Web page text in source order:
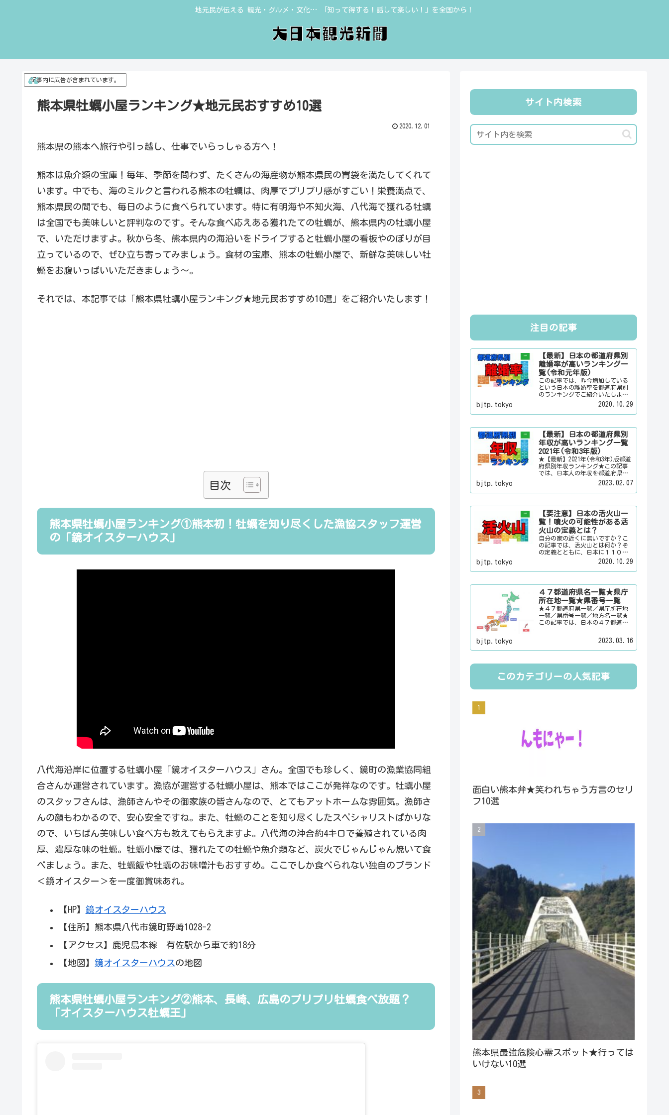
地元民が伝える 観光・グルメ・文化… 「知って得する！話して楽しい！」を全国から！
記事内に広告が含まれています。
熊本県牡蠣小屋ランキング★地元民おすすめ10選
2020.12.01
熊本県の熊本へ旅行や引っ越し、仕事でいらっしゃる方へ！
熊本は魚介類の宝庫！毎年、季節を問わず、たくさんの海産物が熊本県民の胃袋を満たしてくれて
います。中でも、海のミルクと言われる熊本の牡蠣は、肉厚でプリプリ感がすごい！栄養満点で、
熊本県民の間でも、毎日のように食べられています。特に有明海や不知火海、八代海で獲れる牡蠣
は全国でも美味しいと評判なのです。そんな食べ応えある獲れたての牡蠣が、熊本県内の牡蠣小屋
で、いただけますよ。秋から冬、熊本県内の海沿いをドライブすると牡蠣小屋の看板やのぼりが目
立っているので、ぜひ立ち寄ってみましょう。食材の宝庫、熊本の牡蠣小屋で、新鮮な美味しい牡
蠣をお腹いっぱいいただきましょう～。
それでは、本記事では「熊本県牡蠣小屋ランキング★地元民おすすめ10選」をご紹介いたします！
目次
熊本県牡蠣小屋ランキング①熊本初！牡蠣を知り尽くした漁協スタッフ運営
の「鏡オイスターハウス」
八代海沿岸に位置する牡蠣小屋「鏡オイスターハウス」さん。全国でも珍しく、鏡町の漁業協同組
合さんが運営されています。漁協が運営する牡蠣小屋は、熊本ではここが発祥なのです。牡蠣小屋
のスタッフさんは、漁師さんやその御家族の皆さんなので、とてもアットホームな雰囲気。漁師さ
んの顔もわかるので、安心安全ですね。また、牡蠣のことを知り尽くしたスペシャリストばかりな
ので、いちばん美味しい食べ方も教えてもらえますよ。八代海の沖合約4キロで養殖されている肉
厚、濃厚な味の牡蠣。牡蠣小屋では、獲れたての牡蠣や魚介類など、炭火でじゃんじゃん焼いて食
べましょう。また、牡蠣飯や牡蠣のお味噌汁もおすすめ。ここでしか食べられない独自のブランド
＜鏡オイスター＞を一度御賞味あれ。
【HP】 鏡オイスターハウス
【住所】熊本県八代市鏡町野崎1028-2
【アクセス】鹿児島本線 有佐駅から車で約18分
【地図】 鏡オイスターハウス の地図
熊本県牡蠣小屋ランキング②熊本、長崎、広島のプリプリ牡蠣食べ放題？
「オイスターハウス牡蠣王」
サイト内検索
注目の記事
【最新】日本の都道府県別
離婚率が高いランキング一
覧(令和元年版)
この記事では、昨今増加している
という日本の離婚率を都道府県別
のランキングでご紹介いたしま
す。日本人は３組に１組が離婚す
るというのは本当なのかその真偽
は？その他にも、大日本観光新聞
スポット・デートスポット・パワ
ースポット・心霊スポットなどの
各都道府県の観光情報・ローカル
情報を配信しています。
bjtp.tokyo 2020.10.29
【最新】日本の都道府県別
年収が高いランキング一覧
2021年(令和3年版)
★【最新】2021年(令和3年)版都道
府県別年収ランキング★この記事
では、日本人の年収を都道府県別
のランキングで「男女合計」「男
性のみ」「女性のみ」の３パター
ンでご紹介いたします。また、月
と平均の勤続年数についても表示
しています。
bjtp.tokyo 2023.02.07
【要注意】日本の活火山一
覧！噴火の可能性がある活
火山の定義とは？
自分の家の近くに無いですか？こ
の記事では、活火山とは何か？そ
の定義とともに、日本に１１０有
るという活火山を一覧でご紹介い
たします。その他にも、大日本観
光新聞では、方言・お土産・名
ト・パワースポット・心霊スポッ
トなどの各都道府県の観光情報・
ローカル情報を配信しています。
bjtp.tokyo 2020.10.29
４７都道府県名一覧★県庁
所在地一覧★県番号一覧
★４７都道府県一覧／県庁所在地
一覧／県番号一覧／地方名一覧★
この記事では、日本の４７都道府
す。それぞれの都道府県名、県庁
所在地、地方名のリンク先にはそ
います。
bjtp.tokyo 2023.03.16
このカテゴリーの人気記事
面白い熊本弁★笑われちゃう方言のセリ
フ10選
熊本県最強危険心霊スポット★行っては
いけない10選